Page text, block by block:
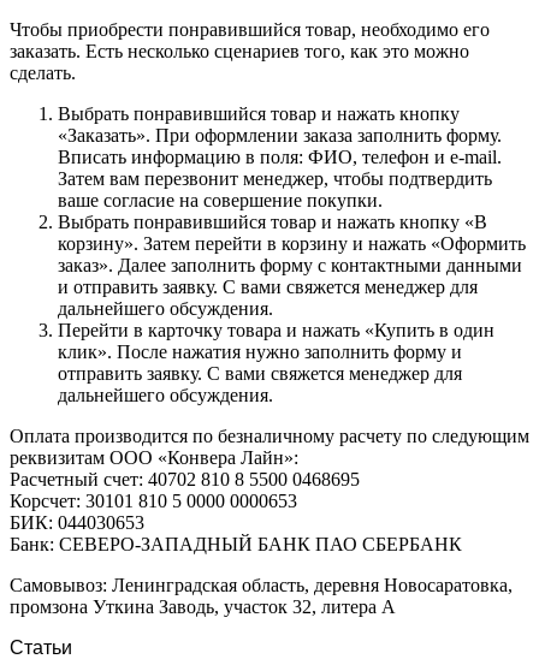
Чтобы приобрести понравившийся товар, необходимо его
заказать. Есть несколько сценариев того, как это можно
сделать.
Выбрать понравившийся товар и нажать кнопку
«Заказать». При оформлении заказа заполнить форму.
Вписать информацию в поля: ФИО, телефон и e-mail.
Затем вам перезвонит менеджер, чтобы подтвердить
ваше согласие на совершение покупки.
Выбрать понравившийся товар и нажать кнопку «В
корзину». Затем перейти в корзину и нажать «Оформить
заказ». Далее заполнить форму с контактными данными
и отправить заявку. С вами свяжется менеджер для
дальнейшего обсуждения.
Перейти в карточку товара и нажать «Купить в один
клик». После нажатия нужно заполнить форму и
отправить заявку. С вами свяжется менеджер для
дальнейшего обсуждения.
Оплата производится по безналичному расчету по следующим
реквизитам ООО «Конвера Лайн»:
Расчетный счет: 40702 810 8 5500 0468695
Корсчет: 30101 810 5 0000 0000653
БИК: 044030653
Банк: СЕВЕРО-ЗАПАДНЫЙ БАНК ПАО СБЕРБАНК
Самовывоз: Ленинградская область, деревня Новосаратовка,
промзона Уткина Заводь, участок 32, литера А
Статьи